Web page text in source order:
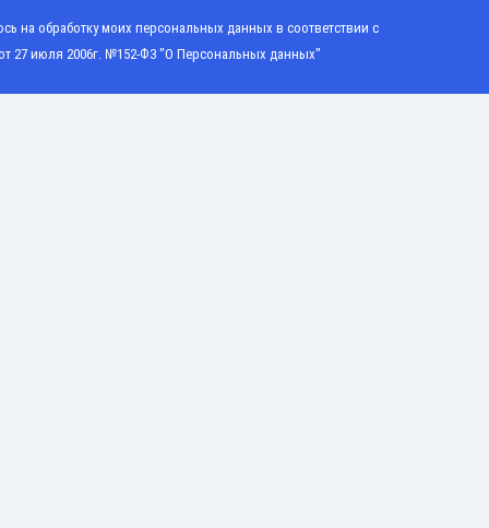
на обработку моих персональных данных в соответствии с
27 июля 2006г. №152-Ф3 "О Персональных данных"